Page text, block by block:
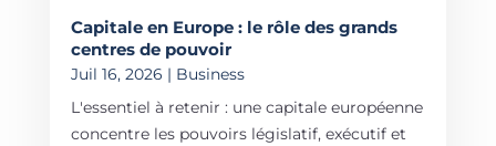
Capitale en Europe : le rôle des grands
centres de pouvoir
Juil 16, 2026 | Business
L'essentiel à retenir : une capitale européenne
concentre les pouvoirs législatif, exécutif et